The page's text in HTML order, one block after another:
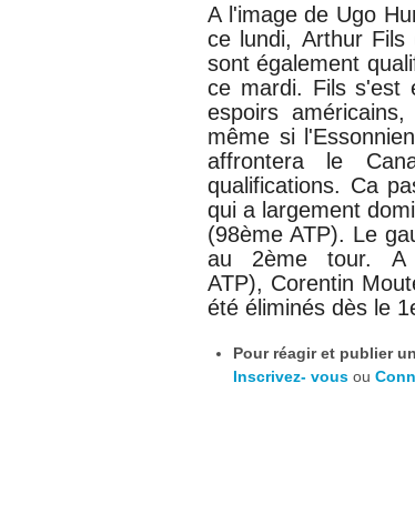
A l'image de Ugo
ce lundi, Arthur Fils
sont également
ce mardi. Fils s'est
espoirs
même si
affrontera le
qualifications. Ca
qui a largement
(98ème ATP). Le
au 2ème tour.
ATP), Corentin
été éliminés dès le
Pour réagir et publier
Inscrivez- vous ou